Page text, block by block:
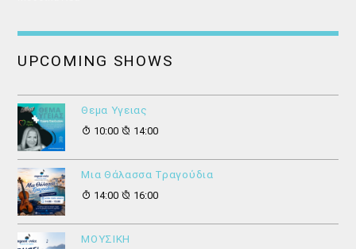
UPCOMING SHOWS
Θεμα Υγειας
10:00
14:00
Μια Θάλασσα Τραγούδια
14:00
16:00
ΜΟΥΣΙΚΗ